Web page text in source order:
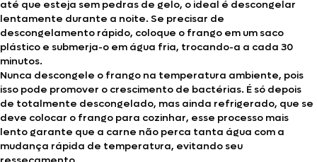
até que esteja sem pedras de gelo, o ideal é descongelar
lentamente durante a noite. Se precisar de
descongelamento rápido, coloque o frango em um saco
plástico e submerja-o em água fria, trocando-a a cada 30
minutos.
Nunca descongele o frango na temperatura ambiente, pois
isso pode promover o crescimento de bactérias. É só depois
de totalmente descongelado, mas ainda refrigerado, que se
deve colocar o frango para cozinhar, esse processo mais
lento garante que a carne não perca tanta água com a
mudança rápida de temperatura, evitando seu